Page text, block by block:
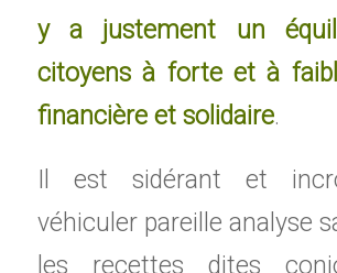
y a justement un
citoyens à forte et à
financière et solidaire.
Il est sidérant et
véhiculer pareille analyse
les recettes dites